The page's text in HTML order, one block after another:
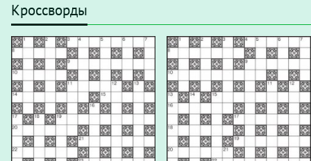
Кроссворды